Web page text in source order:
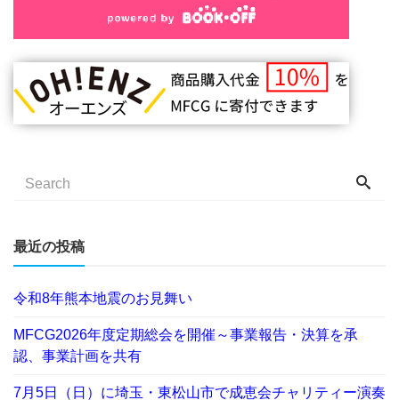
最近の投稿
令和8年熊本地震のお見舞い
MFCG2026年度定期総会を開催～事業報告・決算を承
認、事業計画を共有
7月5日（日）に埼玉・東松山市で成恵会チャリティー演奏